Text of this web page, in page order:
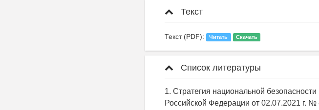
Текст
Текст (PDF): Читать Скачать
Список литературы
1. Стратегия национальной
Российской Федерации от 02.07.2021 г.